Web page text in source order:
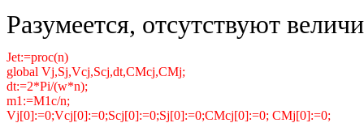
Разумеется, отсутствуют
Jet:=proc(n)
global Vj,Sj,Vcj,Scj,dt,CMcj,CMj;
dt:=2*Pi/(w*n);
m1:=M1c/n;
Vj[0]:=0;Vcj[0]:=0;Scj[0]:=0;Sj[0]:=0;CMcj[0]:=0; CMj[0]:=0;